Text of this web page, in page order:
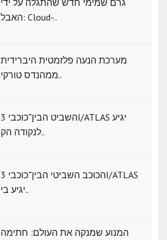
גרם שמימי חדש שהתגלה על ידי
האבל: Cloud-..
מערכת הנעה פלזמטית היברידית
ממהנדס טורקי..
השביט הבין־כוכבי 3I/ATLAS יגיע
לנקודה הק..
הכוכב השביטי הבין־כוכבי 3I/ATLAS
יגיע בי..
המנוע שמנקה את העולם: חתימה